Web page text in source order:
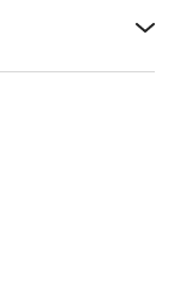
på cyklar.